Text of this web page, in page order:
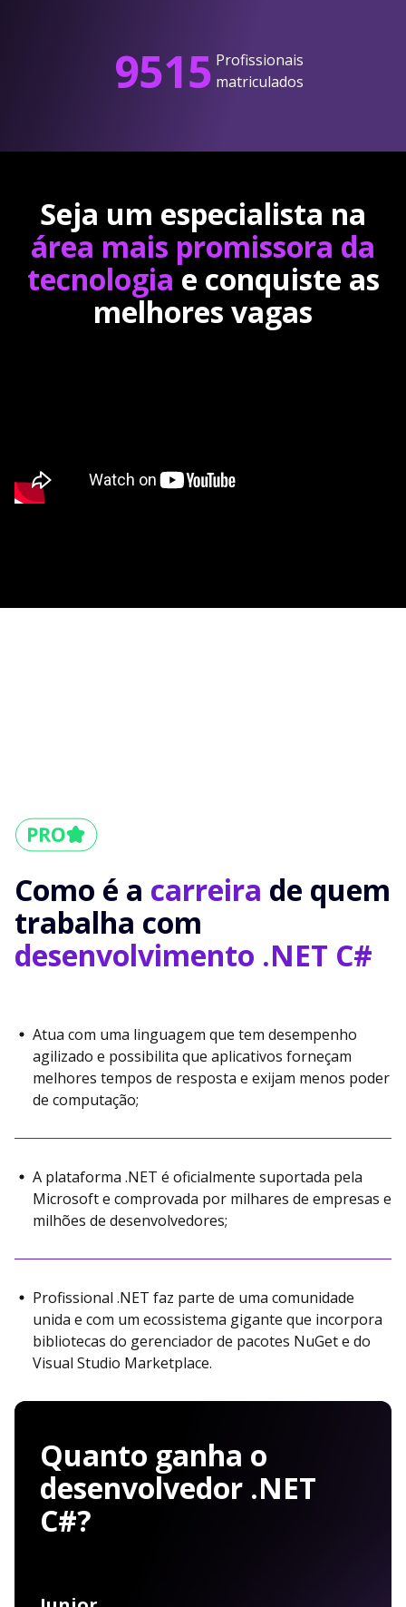
9515 Profissionais
matriculados
Seja um especialista na
área mais promissora da
tecnologia e conquiste as
melhores vagas
Como é a carreira de quem
trabalha com
desenvolvimento .NET C#
Atua com uma linguagem que tem desempenho
agilizado e possibilita que aplicativos forneçam
melhores tempos de resposta e exijam menos poder
de computação;
A plataforma .NET é oficialmente suportada pela
Microsoft e comprovada por milhares de empresas e
milhões de desenvolvedores;
Profissional .NET faz parte de uma comunidade
unida e com um ecossistema gigante que incorpora
bibliotecas do gerenciador de pacotes NuGet e do
Visual Studio Marketplace.
Quanto ganha o
desenvolvedor .NET
C#?